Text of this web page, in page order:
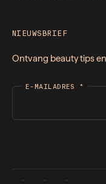
NIEUWSBRIEF
Ontvang beauty tips
E-MAILADRES *